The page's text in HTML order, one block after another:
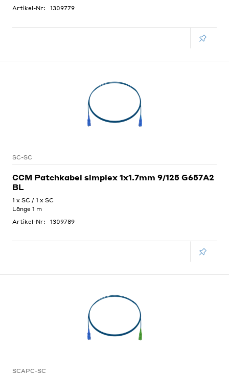
Artikel-Nr:
1309779
SC-SC
CCM Patchkabel simplex 1x1.7mm 9/125 G657A2
BL
1 x SC / 1 x SC
Länge 1 m
Artikel-Nr:
1309789
SCAPC-SC